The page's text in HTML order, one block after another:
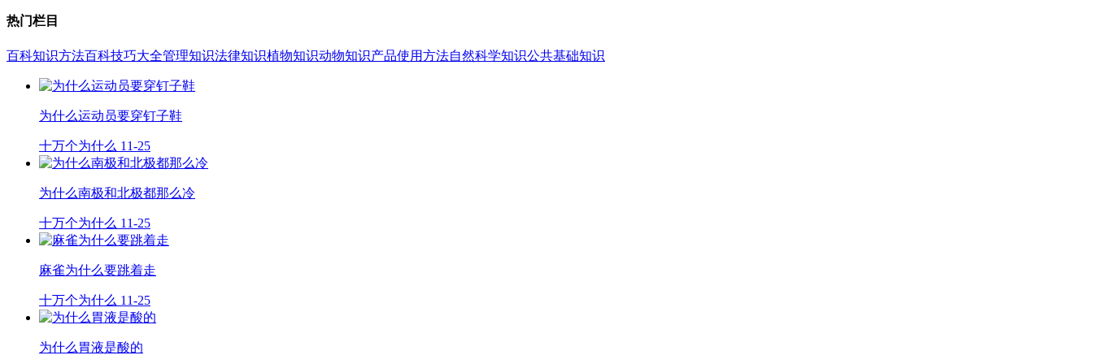
热门栏目
百科知识方法百科技巧大全管理知识法律知识植物知识动物知识产品使用方法自然科学知识公共基础知识
为什么运动员要穿钉子鞋
十万个为什么 11-25
为什么南极和北极都那么冷
十万个为什么 11-25
麻雀为什么要跳着走
十万个为什么 11-25
为什么胃液是酸的